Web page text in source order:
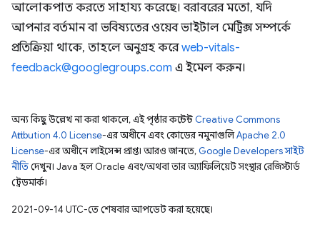
আলোকপাত করতে সাহায্য করেছে। বরাবরের মতো, যদি
আপনার বর্তমান বা ভবিষ্যতের ওয়েব ভাইটাল মেট্রিক্স সম্পর্কে
প্রতিক্রিয়া থাকে, তাহলে অনুগ্রহ করেweb-vitals-
feedback@googlegroups.com এ ইমেল করুন।
অন্য কিছু উল্লেখ না করা থাকলে, এই পৃষ্ঠার কন্টেন্ট Creative Commons
Attribution 4.0 License-এর অধীনে এবং কোডের নমুনাগুলিApache 2.0
License-এর অধীনে লাইসেন্স প্রাপ্ত। আরও জানতে, Google Developers সাইট
নীতিদেখুন। Java হল Oracle এবং/অথবা তার অ্যাফিলিয়েট সংস্থার রেজিস্টার্ড
ট্রেডমার্ক।
2021-09-14 UTC-তে শেষবার আপডেট করা হয়েছে।